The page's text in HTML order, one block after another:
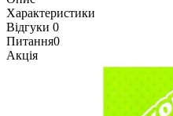
Характеристики
Відгуки 0
Питання0
Акція